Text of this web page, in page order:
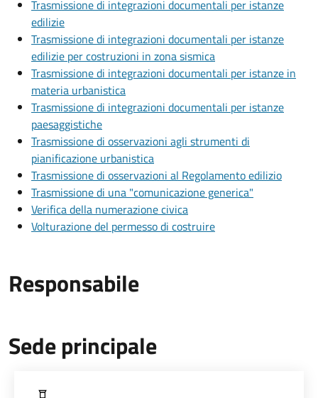
Trasmissione di integrazioni documentali per istanze
edilizie
Trasmissione di integrazioni documentali per istanze
edilizie per costruzioni in zona sismica
Trasmissione di integrazioni documentali per istanze in
materia urbanistica
Trasmissione di integrazioni documentali per istanze
paesaggistiche
Trasmissione di osservazioni agli strumenti di
pianificazione urbanistica
Trasmissione di osservazioni al Regolamento edilizio
Trasmissione di una "comunicazione generica"
Verifica della numerazione civica
Volturazione del permesso di costruire
Responsabile
Sede principale